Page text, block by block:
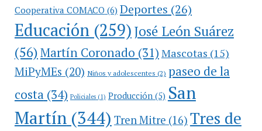
Cooperativa COMACO(6) Deportes (26)
Educación(259)José León Suárez
(56)Martín Coronado (31) Mascotas (15)
MiPyMEs (20) Niños y adolescentes (2) paseo de la
costa(34) Policiales(1) Producción(5) San
Martín(344) Tren Mitre (16) Tres de